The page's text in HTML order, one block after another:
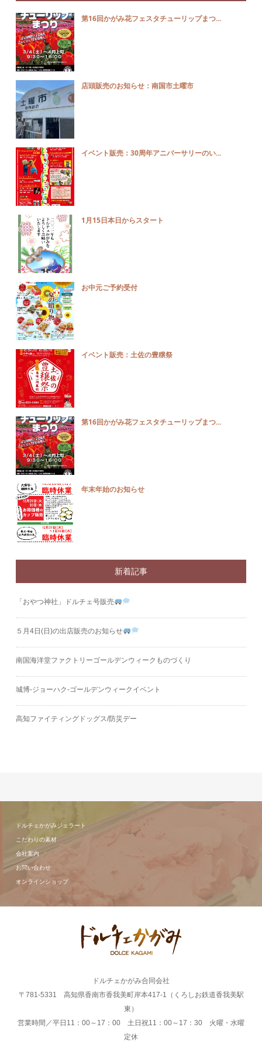
第16回かがみ花フェスタチューリップまつ...
店頭販売のお知らせ：南国市土曜市
イベント販売：30周年アニバーサリーのい...
1月15日本日からスタート
お中元ご予約受付
イベント販売：土佐の豊穣祭
第16回かがみ花フェスタチューリップまつ...
年末年始のお知らせ
新着記事
「おやつ神社」ドルチェ号販売
５月4日(日)の出店販売のお知らせ
南国海洋堂ファクトリーゴールデンウィークものづくり
城博‐ジョーハク‐ゴールデンウィークイベント
高知ファイティングドッグス/防災デー
ドルチェかがみジェラート
こだわりの素材
会社案内
お問い合わせ
オンラインショップ
ドルチェかがみ合同会社
〒781-5331 高知県香南市香我美町岸本417-1（くろしお鉄道香我美駅
東）
営業時間／平日11：00～17：00 土日祝11：00～17：30 火曜・水曜
定休